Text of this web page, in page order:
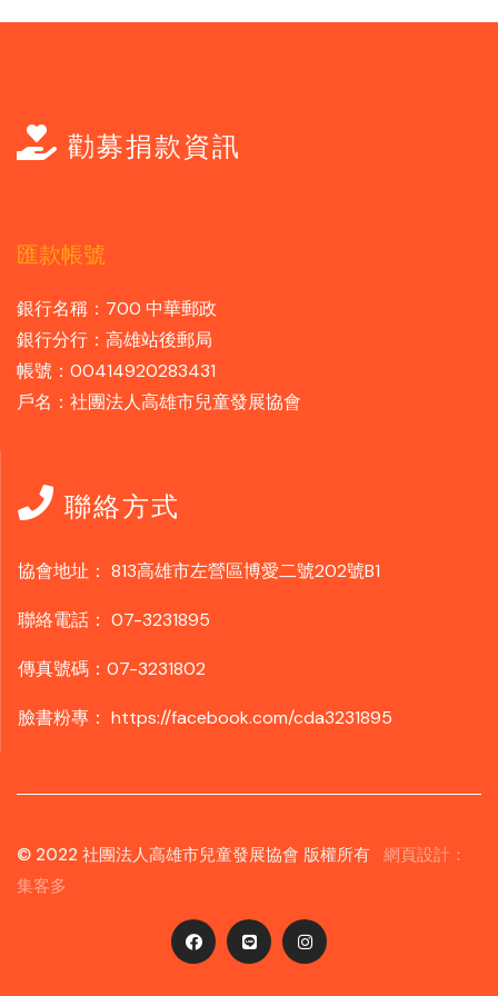
勸募捐款資訊
匯款帳號
銀行名稱：700 中華郵政
銀行分行：高雄站後郵局
帳號：00414920283431
戶名：社團法人高雄市兒童發展協會
聯絡方式
協會地址： 813高雄市左營區博愛二號202號B1
聯絡電話： 07-3231895
傳真號碼：07-3231802
臉書粉專： https://facebook.com/cda3231895
© 2022 社團法人高雄市兒童發展協會 版權所有 網頁設計：
集客多